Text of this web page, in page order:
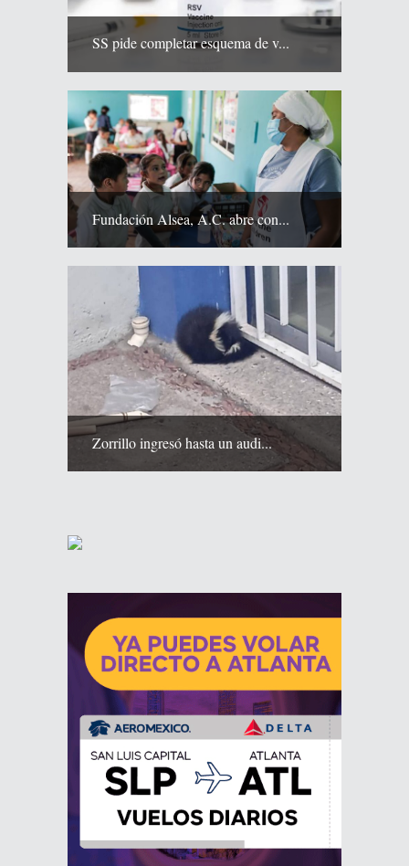
SS pide completar esquema de v...
Fundación Alsea, A.C. abre con...
Zorrillo ingresó hasta un audi...